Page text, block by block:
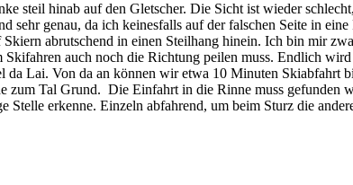
steil hinab auf den Gletscher. Die Sicht ist wieder
sehr genau, da ich keinesfalls auf der falschen Seite in
abrutschend in einen Steilhang hinein. Ich bin mir
Skifahren auch noch die Richtung peilen muss. Endlich
da Lai. Von da an können wir etwa 10 Minuten Skiabfahrt
zum Tal Grund. Die Einfahrt in die Rinne muss gefunden
Stelle erkenne. Einzeln abfahrend, um beim Sturz die